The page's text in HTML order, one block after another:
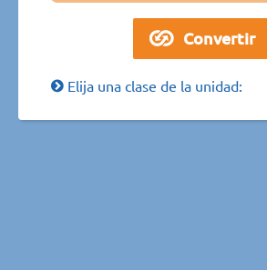
Elija una clase de la unidad: